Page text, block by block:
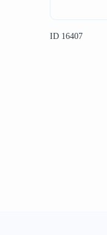
ID 16407